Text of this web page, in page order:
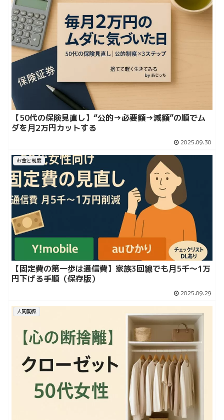
【50代の保険見直し】“公的→必要額→減額”の順でム
ダを月2万円カットする
2025.09.30
お金と制度
【固定費の第一歩は通信費】家族3回線でも月5千〜1万
円下げる手順（保存版）
2025.09.29
人間関係